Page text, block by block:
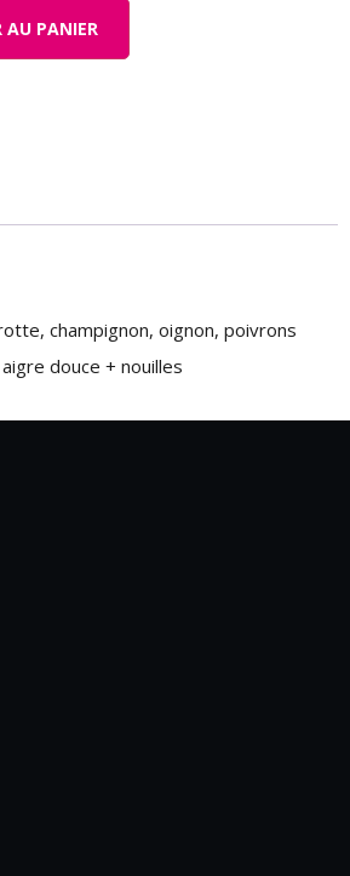
AU PANIER
champignon, oignon, poivrons
douce + nouilles